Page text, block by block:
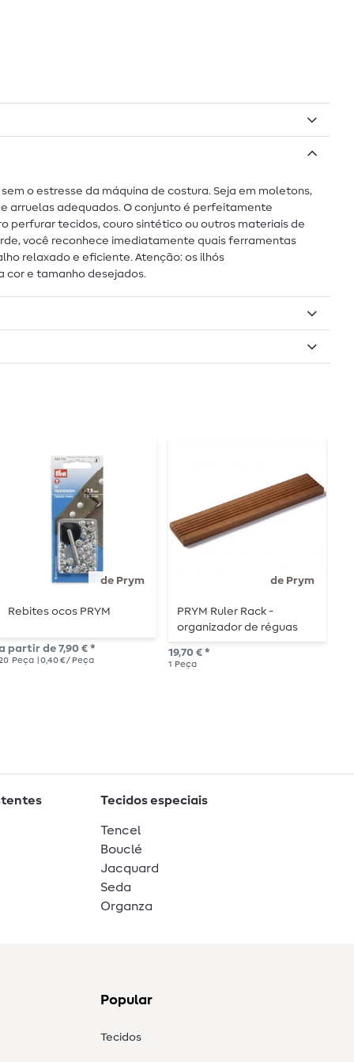
o estresse da máquina de costura. Seja em moletons,
arruelas adequados. O conjunto é perfeitamente
perfurar tecidos, couro sintético ou outros materiais de
você reconhece imediatamente quais ferramentas
relaxado e eficiente. Atenção: os ilhós
cor e tamanho desejados.
de Prym
Rebites ocos PRYM
partir de 7,90 € *
Peça | 0,40 € / Peça
de Prym
PRYM Ruler Rack -
organizador de réguas
em madeira
19,70 € *
1 Peça
Tecidos especiais
Tencel
Bouclé
Jacquard
Seda
Organza
Popular
Tecidos